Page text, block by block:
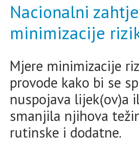
Nacionalni
minimizacije
Mjere minimizacije
provode kako bi se
nuspojava lijek(ov)a
smanjila njihova
rutinske i dodatne.